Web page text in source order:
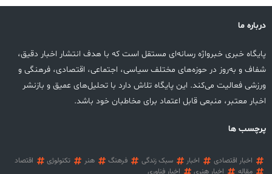
درباره ما
پایگاه خبری خبرواژه رسانه‌ای مستقل است که با هدف انتشار اخبار دقیق،
شفاف و به‌روز در حوزه‌های مختلف سیاسی، اجتماعی، اقتصادی، فرهنگی و
ورزشی فعالیت می‌کند. این پایگاه تلاش دارد با تحلیل‌های عمیق و بازنشر
اخبار معتبر، منبعی قابل اعتماد برای مخاطبان خود باشد.
پرچسب ها
اخبار اقتصادی اخبار سبک زندگی فرهنگ هنر تکنولوژی
اقتصاد
مقاله
اخبار هنری اخبار فناوری